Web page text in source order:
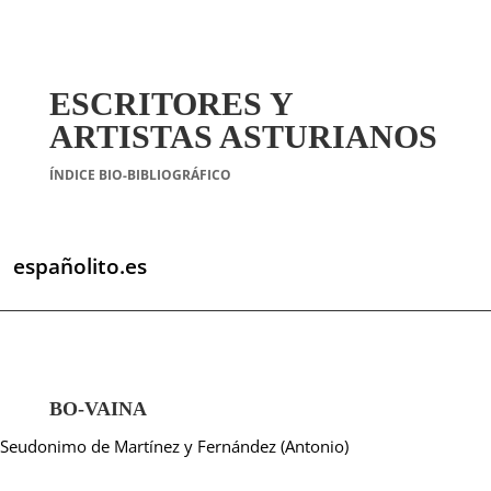
ESCRITORES Y
ARTISTAS ASTURIANOS
ÍNDICE BIO-BIBLIOGRÁFICO
españolito.es
BO-VAINA
Seudonimo de Martínez y Fernández (Antonio)